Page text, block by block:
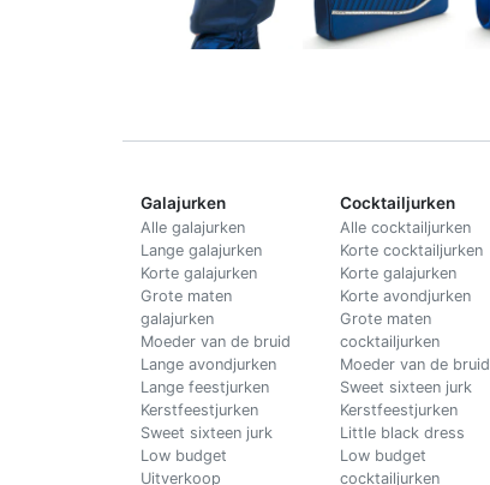
Galajurken
Alle galajurken
Lange galajurken
Korte galajurken
Grote maten
galajurken
Moeder van de bruid
Lange avondjurken
Lange feestjurken
Kerstfeestjurken
Sweet sixteen jurk
Low budget
Uitverkoop
Cocktailjurken
Alle cocktailjurken
Korte cocktailjurken
Korte galajurken
Korte avondjurken
Grote maten
cocktailjurken
Moeder van de bruid
Sweet sixteen jurk
Kerstfeestjurken
Little black dress
Low budget
cocktailjurken